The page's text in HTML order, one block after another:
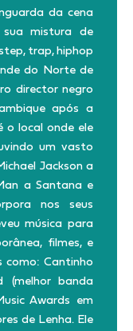
da cena
mistura de
trap, hiphop
do Norte de
director negro
após a
o local onde ele
um vasto
Jackson a
a Santana e
nos seus
música para
filmes, e
como: Cantinho
(melhor banda
Awards em
de Lenha. Ele